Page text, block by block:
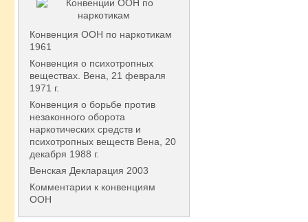
Конвенция ООН по наркотикам
1961
Конвенция о психотропных
веществах. Вена, 21 февраля
1971 г.
Конвенция о борьбе против
незаконного оборота
наркотических средств и
психотропных веществ Вена, 20
декабря 1988 г.
Венская Декларация 2003
Комментарии к конвенциям
ООН